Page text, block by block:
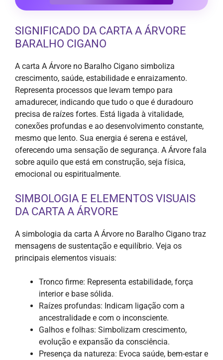
SIGNIFICADO DA CARTA A ÁRVORE
BARALHO CIGANO
A carta A Árvore no Baralho Cigano simboliza
crescimento, saúde, estabilidade e enraizamento.
Representa processos que levam tempo para
amadurecer, indicando que tudo o que é duradouro
precisa de raízes fortes. Está ligada à vitalidade,
conexões profundas e ao desenvolvimento constante,
mesmo que lento. Sua energia é serena e estável,
oferecendo uma sensação de segurança. A Árvore fala
sobre aquilo que está em construção, seja física,
emocional ou espiritualmente.
SIMBOLOGIA E ELEMENTOS VISUAIS
DA CARTA A ÁRVORE
A simbologia da carta A Árvore no Baralho Cigano traz
mensagens de sustentação e equilíbrio. Veja os
principais elementos visuais:
Tronco firme: Representa estabilidade, força
interior e base sólida.
Raízes profundas: Indicam ligação com a
ancestralidade e com o inconsciente.
Galhos e folhas: Simbolizam crescimento,
evolução e expansão da consciência.
Presença da natureza: Evoca saúde, bem-estar e